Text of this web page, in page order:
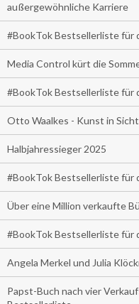
außergewöhnliche Karriere
#BookTok Bestsellerliste für
Media Control kürt die
#BookTok Bestsellerliste für
Otto Waalkes - Kunst in Sicht
Halbjahressieger 2025
#BookTok Bestsellerliste für
Über eine Million verkaufte
#BookTok Bestsellerliste für
Angela Merkel und Julia
Papst-Buch nach vier